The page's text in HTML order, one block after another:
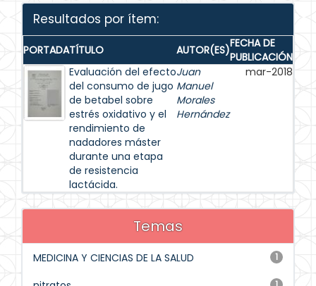
Resultados por ítem:
PORTADATÍTULO AUTOR(ES)FECHA DE
PUBLICACIÓN
Evaluación del efecto
del consumo de jugo
de betabel sobre
estrés oxidativo y el
rendimiento de
nadadores máster
durante una etapa
de resistencia
lactácida.
Juan
Manuel
Morales
Hernández
mar-2018
Temas
1
MEDICINA Y CIENCIAS DE LA SALUD